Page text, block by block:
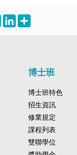
Line LinkedIn
博士班
博士班特色
招生資訊
修業規定
課程列表
雙聯學位